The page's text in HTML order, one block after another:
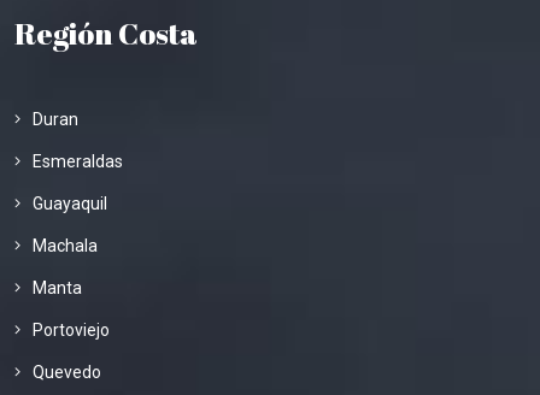
Región Costa
Duran
Esmeraldas
Guayaquil
Machala
Manta
Portoviejo
Quevedo